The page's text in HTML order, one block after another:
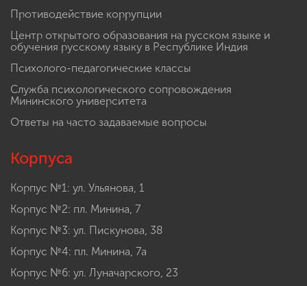
Противодействие коррупции
Центр открытого образования на русском языке и
обучения русскому языку в Республике Индия
Психолого-педагогические классы
Служба психологического сопровождения
Мининского университета
Ответы на часто задаваемые вопросы
Корпуса
Корпус №1: ул. Ульянова, 1
Корпус №2: пл. Минина, 7
Корпус №3: ул. Пискунова, 38
Корпус №4: пл. Минина, 7а
Корпус №6: ул. Луначарского, 23